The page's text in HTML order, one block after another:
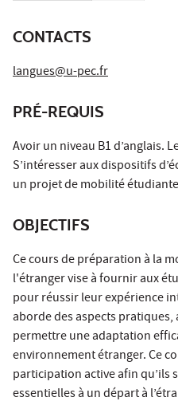
CONTACTS
langues@u-pec.fr
PRÉ-REQUIS
Avoir un niveau B1 d’anglais.
S’intéresser aux dispositifs
un projet de mobilité
OBJECTIFS
Ce cours de préparation à la
l'étranger vise à fournir aux
pour réussir leur expérience
aborde des aspects
permettre une adaptation
environnement étranger. Ce
participation active afin qu’ils
essentielles à un départ à